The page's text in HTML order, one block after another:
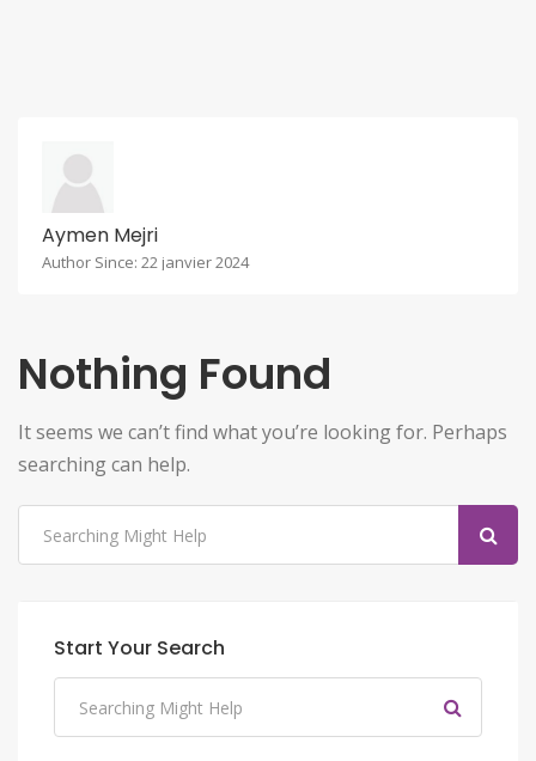
Aymen Mejri
Author Since: 22 janvier 2024
Nothing Found
It seems we can’t find what you’re looking for. Perhaps
searching can help.
Start Your Search